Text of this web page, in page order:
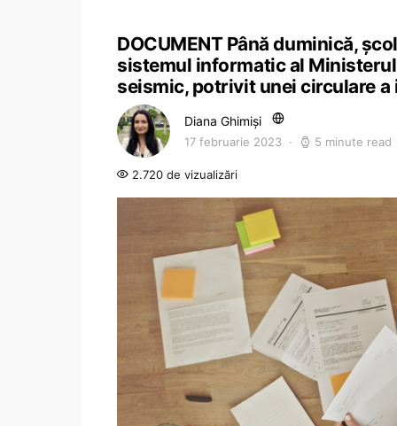
DOCUMENT Până duminică,
sistemul informatic al
seismic, potrivit unei circulare
Diana Ghimiși
17 februarie 2023 5 minute read
2.720 de vizualizări